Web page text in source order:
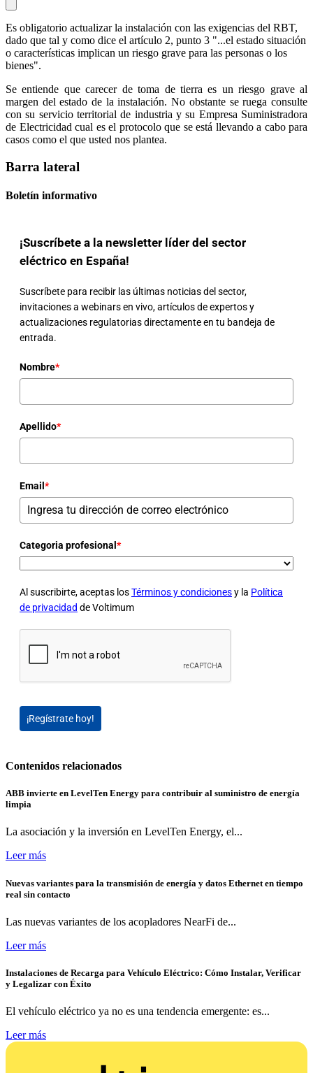
Es obligatorio actualizar la instalación con las exigencias del RBT,
dado que tal y como dice el artículo 2, punto 3 "...el estado situación
o características implican un riesgo grave para las personas o los
bienes".
Se entiende que carecer de toma de tierra es un riesgo grave al
margen del estado de la instalación. No obstante se ruega consulte
con su servicio territorial de industria y su Empresa Suministradora
de Electricidad cual es el protocolo que se está llevando a cabo para
casos como el que usted nos plantea.
Barra lateral
Boletín informativo
¡Suscríbete a la newsletter líder del sector
eléctrico en España!
Suscríbete para recibir las últimas noticias del sector,
invitaciones a webinars en vivo, artículos de expertos y
actualizaciones regulatorias directamente en tu bandeja de
entrada.
Nombre*
Apellido*
Email *
Categoria profesional *
Al suscribirte, aceptas losTérminos y condicionesy la Política
de privacidad de Voltimum
¡Regístrate hoy!
Contenidos relacionados
ABB invierte en LevelTen Energy para contribuir al suministro de energía
limpia
La asociación y la inversión en LevelTen Energy, el...
Leer más
Nuevas variantes para la transmisión de energía y datos Ethernet en tiempo
real sin contacto
Las nuevas variantes de los acopladores NearFi de...
Leer más
Instalaciones de Recarga para Vehículo Eléctrico: Cómo Instalar, Verificar
y Legalizar con Éxito
El vehículo eléctrico ya no es una tendencia emergente: es...
Leer más